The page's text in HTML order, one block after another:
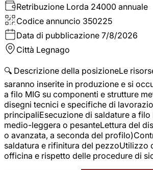
Retribuzione Lorda 24000 annuale
Codice annuncio 350225
Data di pubblicazione 7/8/2026
Città Legnago
🔍 Descrizione della posizioneLe
saranno inserite in produzione e si
a filo MIG su componenti e strutture
disegni tecnici e specifiche di
principaliEsecuzione di saldature a filo
medio-leggera o pesanteLettura del
o avanzata, a seconda del
saldatura e rifinitura del pezzoUtilizzo
officina e rispetto delle procedure di